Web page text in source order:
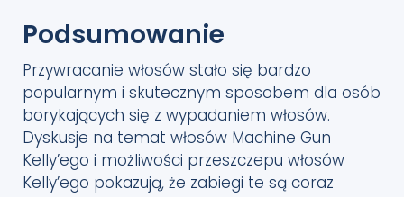
Podsumowanie
Przywracanie włosów stało się bardzo
popularnym i skutecznym sposobem dla osób
borykających się z wypadaniem włosów.
Dyskusje na temat włosów Machine Gun
Kelly’ego i możliwości przeszczepu włosów
Kelly’ego pokazują, że zabiegi te są coraz